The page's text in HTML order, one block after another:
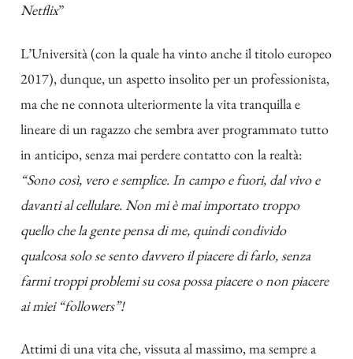
Netflix”
L’Università (con la quale ha vinto anche il titolo europeo
2017), dunque, un aspetto insolito per un professionista,
ma che ne connota ulteriormente la vita tranquilla e
lineare di un ragazzo che sembra aver programmato tutto
in anticipo, senza mai perdere contatto con la realtà:
“Sono così, vero e semplice. In campo e fuori, dal vivo e
davanti al cellulare. Non mi è mai importato troppo
quello che la gente pensa di me, quindi condivido
qualcosa solo se sento davvero il piacere di farlo, senza
farmi troppi problemi su cosa possa piacere o non piacere
ai miei “followers”!
Attimi di una vita che, vissuta al massimo, ma sempre a